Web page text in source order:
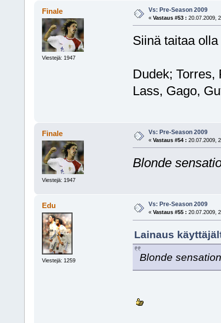
Finale
Viestejä: 1947
Vs: Pre-Season 2009
« Vastaus #53 : 20.07.2009,
Siinä taitaa
Dudek; Torres,
Lass, Gago,
Finale
Viestejä: 1947
Vs: Pre-Season 2009
« Vastaus #54 : 20.07.2009,
Blonde
Edu
Viestejä: 1259
Vs: Pre-Season 2009
« Vastaus #55 : 20.07.2009,
Lainaus
Blonde sensation